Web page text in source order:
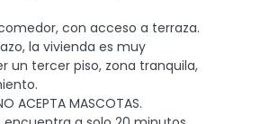
con acceso a terraza.
la vivienda es muy
un tercer piso, zona tranquila,
ACEPTA MASCOTAS.